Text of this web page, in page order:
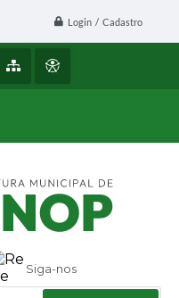
Login / Cadastro
Siga-nos